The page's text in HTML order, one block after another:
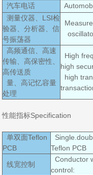
汽车电话
测量仪器、LSI检
验器、分析器、信
号振荡器
高频通信、高速
传输、高保密性、
高传送质
量、高记忆容量
处理
High
high
high
性能指标Specification
单双面Teflon
PCB
Teflon PCB
线宽控制
Conductor
control: